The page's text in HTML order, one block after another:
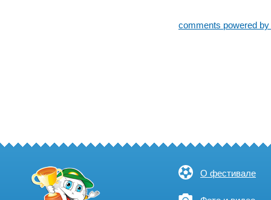
comments powered
О фестивале